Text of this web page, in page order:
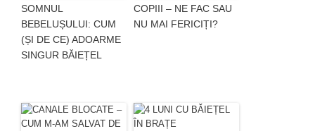
SOMNUL
BEBELUȘULUI: CUM
(ȘI DE CE) ADOARME
SINGUR BĂIEȚEL
COPIII – NE FAC SAU
NU MAI FERICIȚI?